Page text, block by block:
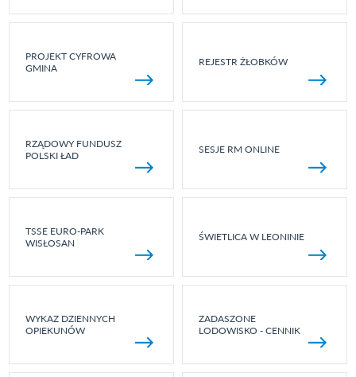
PROJEKT CYFROWA
GMINA
REJESTR ŻŁOBKÓW
RZĄDOWY FUNDUSZ
POLSKI ŁAD
SESJE RM ONLINE
TSSE EURO-PARK
WISŁOSAN
ŚWIETLICA W LEONINIE
WYKAZ DZIENNYCH
OPIEKUNÓW
ZADASZONE
LODOWISKO - CENNIK